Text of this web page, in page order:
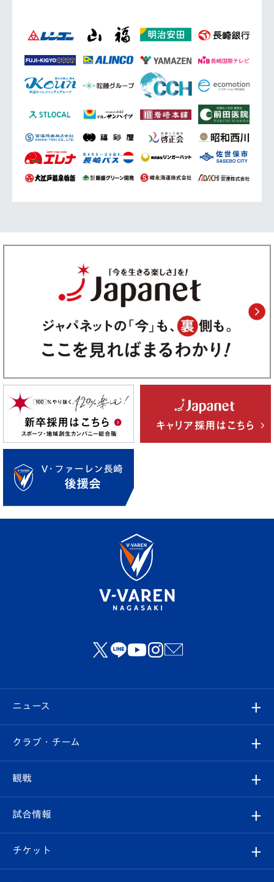
ニュース
すべて
クラブ
試合情報
クラブ・チーム
クラブ概要
エンブレム紹介
観戦
観戦ルール
はじめての観戦ガイド
試合情報
試合日程/結果
チケット